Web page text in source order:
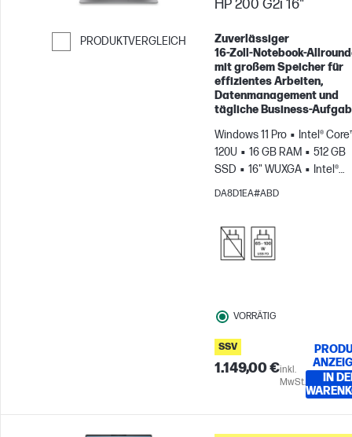
PRODUKTVERGLEICH
Weiter zum Vergleichen
HP 200 G2i 16"
Zuverlässiger
mit großem Speicher für
effizientes Arbeiten,
Datenmanagement und
tägliche
Windows 11 Pro
Intel®
120U
16 GB RAM
512 GB
SSD
16" WUXGA
Intel®
Grafikkarte
DA8D1EA#ABD
VORRÄTIG
SSV
1.149,00 €inkl.
MwSt.
IN